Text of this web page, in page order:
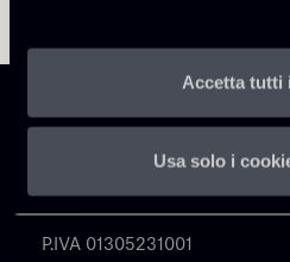
Accetta tutti
Usa solo i
Chiomenti
P.IVA 01305231001